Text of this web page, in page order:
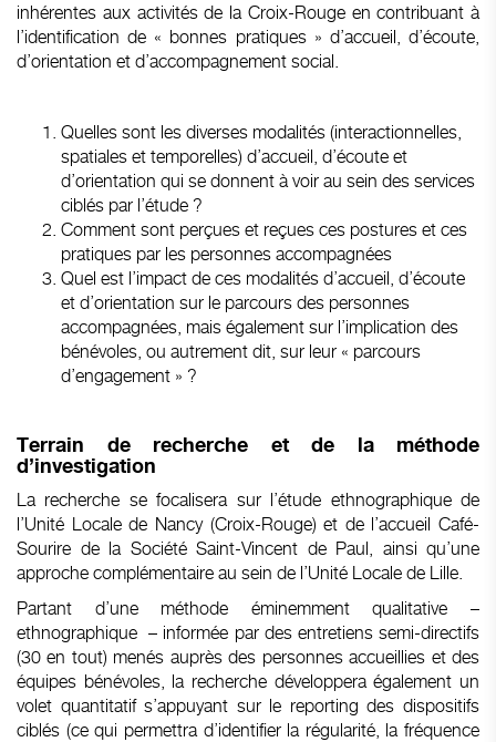
inhérentes aux activités de la Croix-Rouge en contribuant à
l’identification de « bonnes pratiques » d’accueil, d’écoute,
d’orientation et d’accompagnement social.
Quelles sont les diverses modalités (interactionnelles,
spatiales et temporelles) d’accueil, d’écoute et
d’orientation qui se donnent à voir au sein des services
ciblés par l’étude ?
Comment sont perçues et reçues ces postures et ces
pratiques par les personnes accompagnées
Quel est l’impact de ces modalités d’accueil, d’écoute
et d’orientation sur le parcours des personnes
accompagnées, mais également sur l’implication des
bénévoles, ou autrement dit, sur leur « parcours
d’engagement » ?
Terrain de recherche et de la méthode
d’investigation
La recherche se focalisera sur l’étude ethnographique de
l’Unité Locale de Nancy (Croix-Rouge) et de l’accueil Café-
Sourire de la Société Saint-Vincent de Paul, ainsi qu’une
approche complémentaire au sein de l’Unité Locale de Lille.
Partant d’une méthode éminemment qualitative –
ethnographique – informée par des entretiens semi-directifs
(30 en tout) menés auprès des personnes accueillies et des
équipes bénévoles, la recherche développera également un
volet quantitatif s’appuyant sur le reporting des dispositifs
ciblés (ce qui permettra d’identifier la régularité, la fréquence